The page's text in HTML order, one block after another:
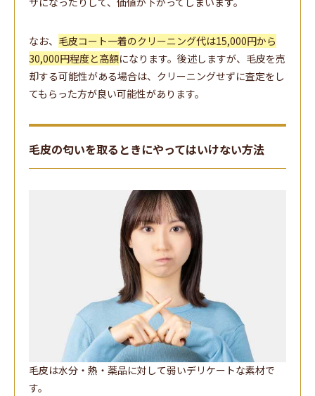
なお、 毛皮コート一着のクリーニング代は15,000円から
30,000円程度と高額になります。後述しますが、毛皮を売
却する可能性がある場合は、クリーニングせずに査定をし
てもらった方が良い可能性があります。
毛皮の匂いを取るときにやってはいけない方法
毛皮は水分・熱・薬品に対して弱いデリケートな素材で
す。